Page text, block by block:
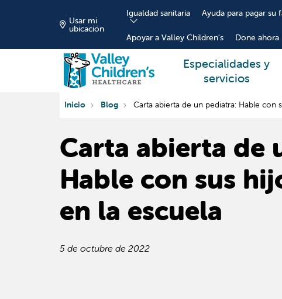
Usar mi
ubicación
Igualdad sanitaria Ayuda para pagar su
Apoyar a Valley Children's Done ahora
Especialidades y
servicios
Inicio Blog Carta abierta de un pediatra: Hable con
Carta abierta de
Hable con sus
en la escuela
5 de octubre de 2022